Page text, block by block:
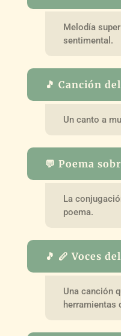
Melodía
sentimental.
🎵 Canción
Un canto a
💬 Poema
La
poema.
🎵 🪈 Voces
Una canción
herramientas